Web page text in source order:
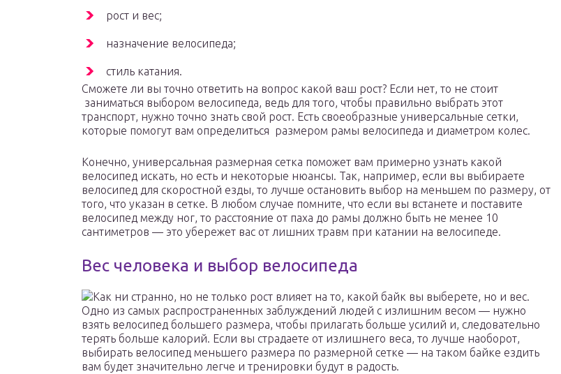
рост и вес;
назначение велосипеда;
стиль катания.
Сможете ли вы точно ответить на вопрос какой ваш рост? Если нет, то не стоит
заниматься выбором велосипеда, ведь для того, чтобы правильно выбрать этот
транспорт, нужно точно знать свой рост. Есть своеобразные универсальные сетки,
которые помогут вам определиться размером рамы велосипеда и диаметром колес.
Конечно, универсальная размерная сетка поможет вам примерно узнать какой
велосипед искать, но есть и некоторые нюансы. Так, например, если вы выбираете
велосипед для скоростной езды, то лучше остановить выбор на меньшем по размеру, от
того, что указан в сетке. В любом случае помните, что если вы встанете и поставите
велосипед между ног, то расстояние от паха до рамы должно быть не менее 10
сантиметров — это убережет вас от лишних травм при катании на велосипеде.
Вес человека и выбор велосипеда
Как ни странно, но не только рост влияет на то, какой байк вы выберете, но и вес.
Одно из самых распространенных заблуждений людей с излишним весом — нужно
взять велосипед большего размера, чтобы прилагать больше усилий и, следовательно
терять больше калорий. Если вы страдаете от излишнего веса, то лучше наоборот,
выбирать велосипед меньшего размера по размерной сетке — на таком байке ездить
вам будет значительно легче и тренировки будут в радость.